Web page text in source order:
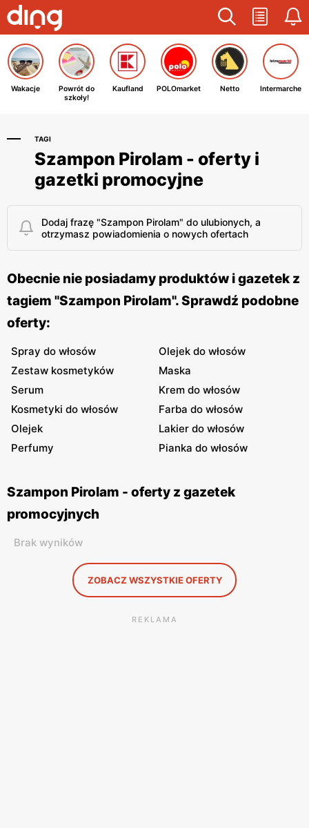
Wakacje
Powrót do
szkoły!
Kaufland POLOmarket Netto Intermarche
TAGI
Szampon Pirolam - oferty i
gazetki promocyjne
Dodaj frazę "Szampon Pirolam" do ulubionych, a
otrzymasz powiadomienia o nowych ofertach
Obecnie nie posiadamy produktów i gazetek z
tagiem "Szampon Pirolam". Sprawdź podobne
oferty:
Spray do włosów
Olejek do włosów
Zestaw kosmetyków
Maska
Serum
Krem do włosów
Kosmetyki do włosów
Farba do włosów
Olejek
Lakier do włosów
Perfumy
Pianka do włosów
Szampon Pirolam - oferty z gazetek
promocyjnych
Brak wyników
ZOBACZ WSZYSTKIE OFERTY
REKLAMA